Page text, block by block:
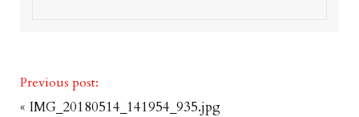
Previous post:
« IMG_20180514_141954_935.jpg